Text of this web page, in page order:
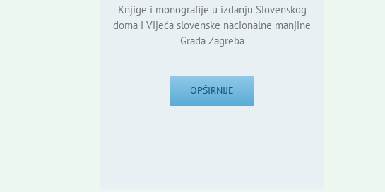
Knjige i monografije u izdanju Slovenskog
doma i Vijeća slovenske nacionalne manjine
Grada Zagreba
OPŠIRNIJE